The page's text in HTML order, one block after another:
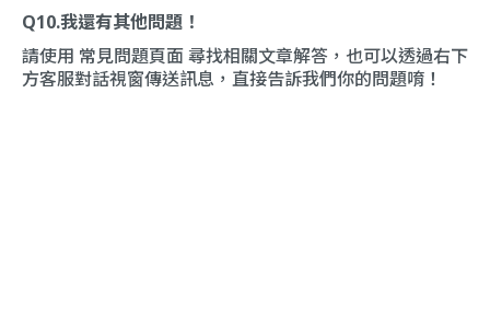
Q10.我還有其他問題！
請使用 常見問題頁面尋找相關文章解答，也可以透過右下
方客服對話視窗傳送訊息，直接告訴我們你的問題唷！